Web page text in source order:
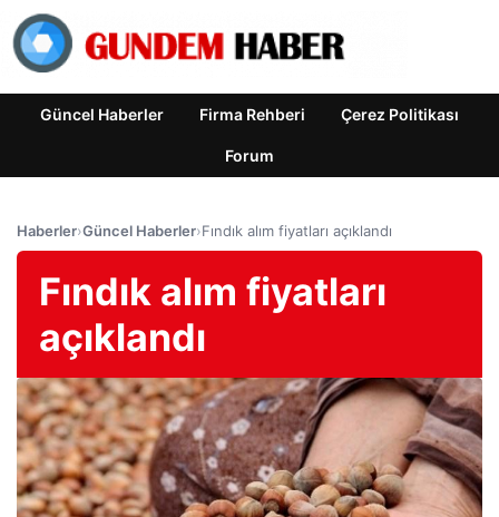
Güncel Haberler Firma Rehberi Çerez Politikası
Forum
Haberler›Güncel Haberler›Fındık alım fiyatları açıklandı
Fındık alım fiyatları
açıklandı